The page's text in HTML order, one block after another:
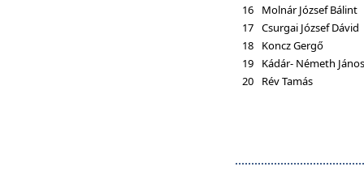
16
Molnár József Bálint
17 Csurgai József Dávid
18
Koncz Gergő
19
Kádár- Németh János
20
Rév Tamás